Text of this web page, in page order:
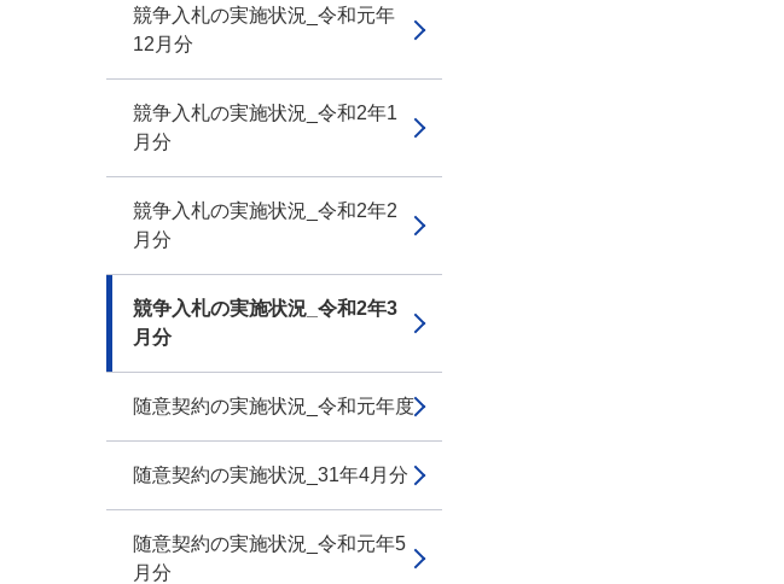
競争入札の実施状況_令和元年
12月分
競争入札の実施状況_令和2年1
月分
競争入札の実施状況_令和2年2
月分
競争入札の実施状況_令和2年3
月分
随意契約の実施状況_令和元年度
随意契約の実施状況_31年4月分
随意契約の実施状況_令和元年5
月分